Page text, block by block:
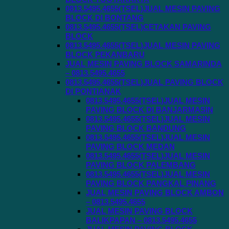
0813.5495.4655(TSEL)JUAL MESIN PAVING
BLOCK DI BONTANG
0813.5495.4655(TSEL)CETAKAN PAVING
BLOCK
0813.5495.4655(TSEL)JUAL MESIN PAVING
BLOCK PEKANBARU
JUAL MESIN PAVING BLOCK SAMARINDA
– 0813.5495.4655
0813.5495.4655(TSEL)JUAL PAVING BLOCK
DI PONTIANAK
0813.5495.4655(TSEL)JUAL MESIN
PAVING BLOCK DI BANJARMASIN
0813.5495.4655(TSEL)JUAL MESIN
PAVING BLOCK BANDUNG
0813.5495.4655(TSEL)JUAL MESIN
PAVING BLOCK MEDAN
0813.5495.4655(TSEL)JUAL MESIN
PAVING BLOCK PALEMBANG
0813.5495.4655(TSEL)JUAL MESIN
PAVING BLOCK PANGKAL PINANG
JUAL MESIN PAVING BLOCK AMBON
– 0813.5495.4655
JUAL MESIN PAVING BLOCK
BALIKPAPAN – 0813.5495.4655